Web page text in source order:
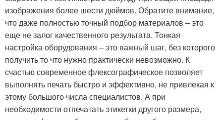
изображения более шести дюймов. Обратите внимание,
что даже полностью точный подбор материалов – это
еще не залог качественного результата. Тонкая
настройка оборудования – это важный шаг, без которого
получить то что нужно практически невозможно. К
счастью современное флексографическое позволяет
выполнять печать быстро и эффективно, не привлекая к
этому большого числа специалистов. А при
необходимости отпечатать этикетки другого размера,